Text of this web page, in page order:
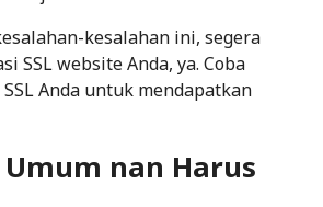
kesalahan ini, segera
SSL website Anda, ya. Coba
Anda untuk mendapatkan
nan Harus